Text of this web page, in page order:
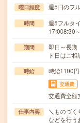
曜日頻度 週5日のフ
時間
週5フルタ
17:008:30
期間
即日～長
ト日はご相
時給 時給1100
交通費
交通費全額
仕事内容
＼ものづく
などを行う